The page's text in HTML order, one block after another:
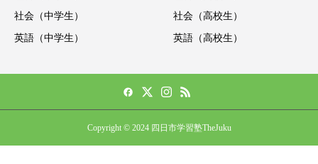
社会（中学生）
英語（中学生）
社会（高校生）
英語（高校生）
Copyright © 2024 四日市学習塾TheJuku